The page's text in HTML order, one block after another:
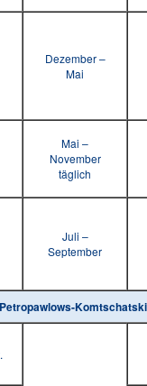
Dezember –
Mai
Mai –
November
täglich
Juli –
September
Komtschatski